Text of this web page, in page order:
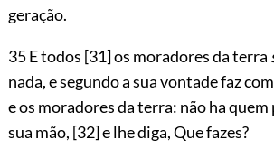
geração.
35 E todos [31]os moradores da terra
nada, e segundo a sua vontade faz
e os moradores da terra: não ha quem
sua mão, [32]e lhe diga, Que fazes?